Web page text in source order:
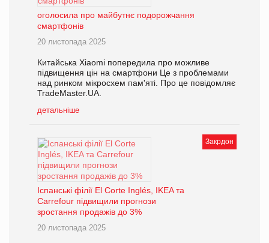
оголосила про майбутнє подорожчання
смартфонів
20 листопада 2025
Китайська Xiaomi попередила про можливе
підвищення цін на смартфони Це з проблемами
над ринком мікросхем пам'яті. Про це повідомляє
TradeMaster.UA.
детальніше
Закрдон
Іспанські філії El Corte Inglés, IKEA та
Carrefour підвищили прогнози
зростання продажів до 3%
20 листопада 2025